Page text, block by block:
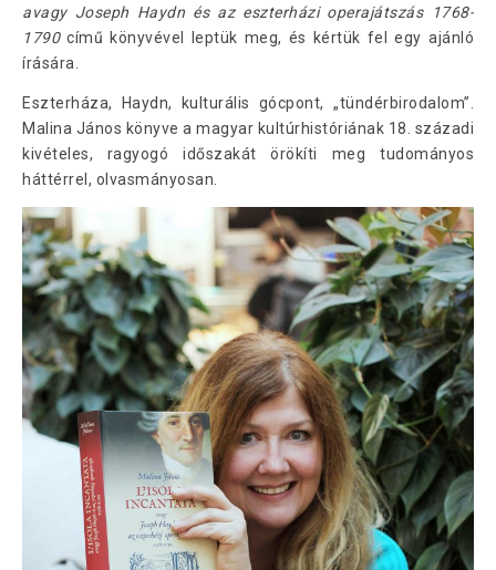
avagy Joseph Haydn és az eszterházi operajátszás 1768-
1790című könyvével leptük meg, és kértük fel egy ajánló
írására.
Eszterháza, Haydn, kulturális gócpont, „tündérbirodalom”.
Malina János könyve a magyar kultúrhistóriának 18. századi
kivételes, ragyogó időszakát örökíti meg tudományos
háttérrel, olvasmányosan.